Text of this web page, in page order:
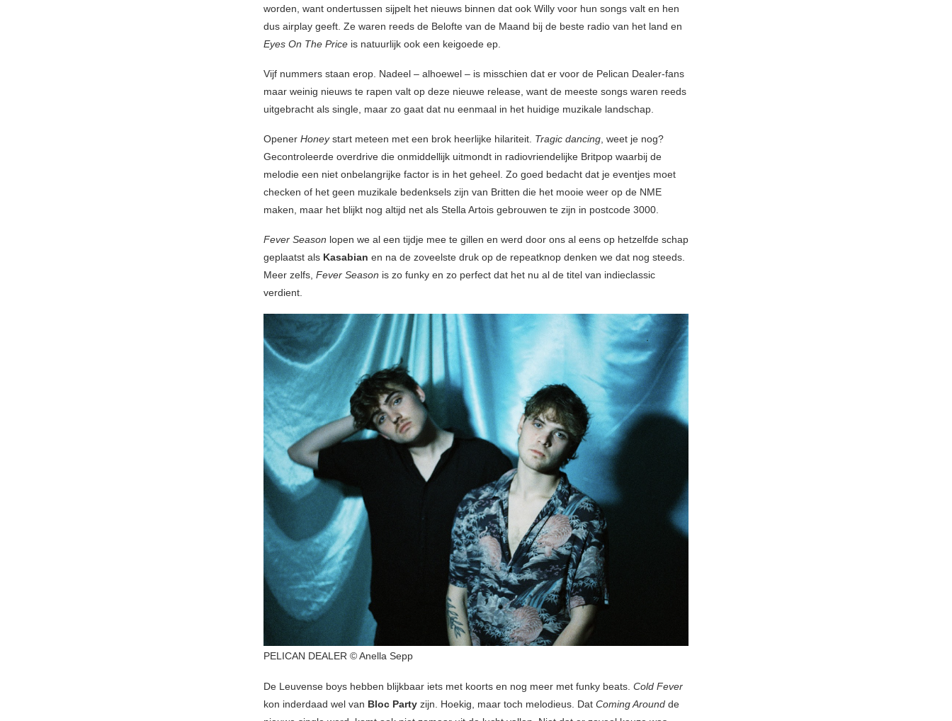
worden, want ondertussen sijpelt het nieuws binnen dat ook Willy voor hun songs valt en hen
dus airplay geeft. Ze waren reeds de Belofte van de Maand bij de beste radio van het land en
Eyes On The Price is natuurlijk ook een keigoede ep.
Vijf nummers staan erop. Nadeel – alhoewel – is misschien dat er voor de Pelican Dealer-fans
maar weinig nieuws te rapen valt op deze nieuwe release, want de meeste songs waren reeds
uitgebracht als single, maar zo gaat dat nu eenmaal in het huidige muzikale landschap.
Opener Honeystart meteen met een brok heerlijke hilariteit. Tragic dancing, weet je nog?
Gecontroleerde overdrive die onmiddellijk uitmondt in radiovriendelijke Britpop waarbij de
melodie een niet onbelangrijke factor is in het geheel. Zo goed bedacht dat je eventjes moet
checken of het geen muzikale bedenksels zijn van Britten die het mooie weer op de NME
maken, maar het blijkt nog altijd net als Stella Artois gebrouwen te zijn in postcode 3000.
Fever Season lopen we al een tijdje mee te gillen en werd door ons al eens op hetzelfde schap
geplaatst als Kasabian en na de zoveelste druk op de repeatknop denken we dat nog steeds.
Meer zelfs, Fever Season is zo funky en zo perfect dat het nu al de titel van indieclassic
verdient.
PELICAN DEALER © Anella Sepp
De Leuvense boys hebben blijkbaar iets met koorts en nog meer met funky beats. Cold Fever
kon inderdaad wel van Bloc Party zijn. Hoekig, maar toch melodieus. Dat Coming Around de